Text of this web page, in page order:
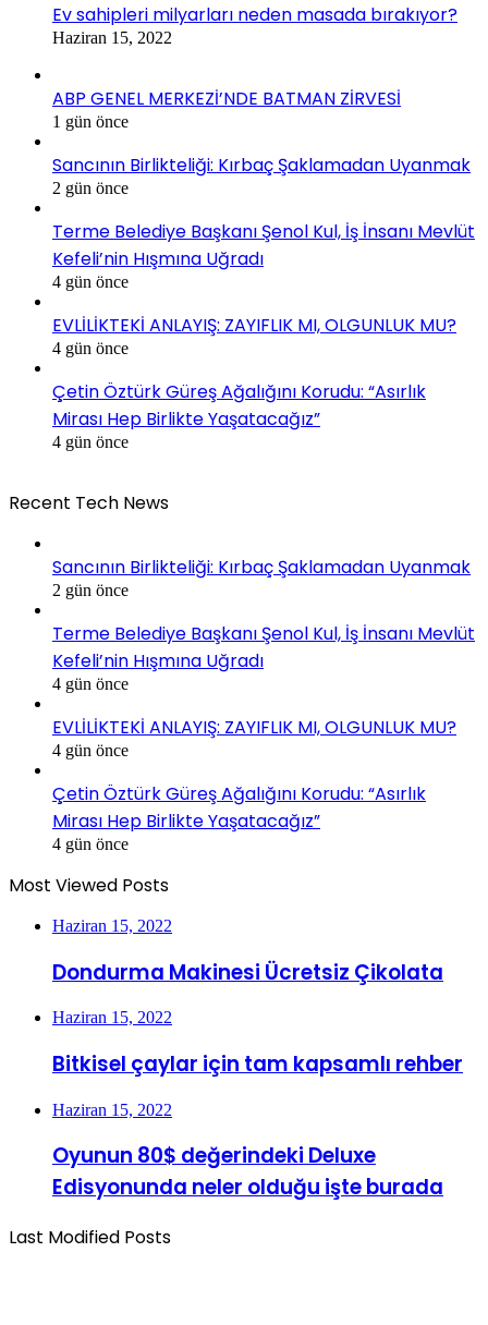
Ev sahipleri milyarları neden masada bırakıyor?
Haziran 15, 2022
ABP GENEL MERKEZİ’NDE BATMAN ZİRVESİ
1 gün önce
Sancının Birlikteliği: Kırbaç Şaklamadan Uyanmak
2 gün önce
Terme Belediye Başkanı Şenol Kul, İş İnsanı Mevlüt
Kefeli’nin Hışmına Uğradı
4 gün önce
EVLİLİKTEKİ ANLAYIŞ: ZAYIFLIK MI, OLGUNLUK MU?
4 gün önce
Çetin Öztürk Güreş Ağalığını Korudu: “Asırlık
Mirası Hep Birlikte Yaşatacağız”
4 gün önce
Recent Tech News
Sancının Birlikteliği: Kırbaç Şaklamadan Uyanmak
2 gün önce
Terme Belediye Başkanı Şenol Kul, İş İnsanı Mevlüt
Kefeli’nin Hışmına Uğradı
4 gün önce
EVLİLİKTEKİ ANLAYIŞ: ZAYIFLIK MI, OLGUNLUK MU?
4 gün önce
Çetin Öztürk Güreş Ağalığını Korudu: “Asırlık
Mirası Hep Birlikte Yaşatacağız”
4 gün önce
Most Viewed Posts
Haziran 15, 2022
Dondurma Makinesi Ücretsiz Çikolata
Haziran 15, 2022
Bitkisel çaylar için tam kapsamlı rehber
Haziran 15, 2022
Oyunun 80$ değerindeki Deluxe
Edisyonunda neler olduğu işte burada
Last Modified Posts